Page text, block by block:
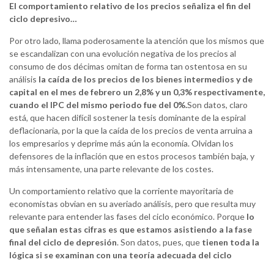
El comportamiento relativo de los precios señaliza el fin del
ciclo depresivo…
Por otro lado, llama poderosamente la atención que los mismos que
se escandalizan con una evolución negativa de los precios al
consumo de dos décimas omitan de forma tan ostentosa en su
análisis la caída de los precios de los bienes intermedios y de
capital en el mes de febrero un 2,8% y un 0,3% respectivamente,
cuando el IPC del mismo periodo fue del 0%.Son datos, claro
está, que hacen difícil sostener la tesis dominante de la espiral
deflacionaria, por la que la caída de los precios de venta arruina a
los empresarios y deprime más aún la economía. Olvidan los
defensores de la inflación que en estos procesos también baja, y
más intensamente, una parte relevante de los costes.
Un comportamiento relativo que la corriente mayoritaria de
economistas obvian en su averiado análisis, pero que resulta muy
relevante para entender las fases del ciclo económico. Porque lo
que señalan estas cifras es que estamos asistiendo a la fase
final del ciclo de depresión. Son datos, pues, que tienen toda la
lógica si se examinan con una teoría adecuada del ciclo